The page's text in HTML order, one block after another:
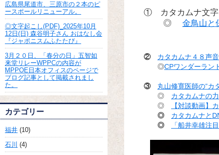
① カタカムナ文字
◎ 金鳥山と
② カタカムナ４８声
◎CPワンダーラ
③ 丸山修寛医師の“カ
◎ カタカムナの
◎
【対談動画】
◎ カタカムナと
◎
「船井幸雄注
広島県尾道市、三原市の２本のピ
ースポールリニューアル。
◎文字起こし(PDF)_2025年10月
12日(日) 森谷明子さん おはなし会
『ジャポニスムふたたび』
3月２０日、「春分の日」五智如
来堂リレーWPPCの内容が
MPPOE日本オフィスのページで
ブログ記事として掲載されまし
た。
カテゴリー
福井 (10)
石川 (4)